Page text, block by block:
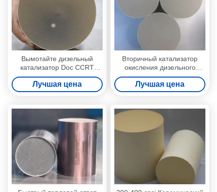
Вымотайте дизельный
катализатор Doc CCRT
CDPF оксидации
обрабатывая тележки
автобусов вредного газа
Лучшая цена
Вторичный катализатор
окисления дизельного
топлива DOC, не
загрязняющий окружающую
среду, совместимый с
низкой температурой
выключения для чистых
вилочных погрузчиков
внутри помещений
Лучшая цена